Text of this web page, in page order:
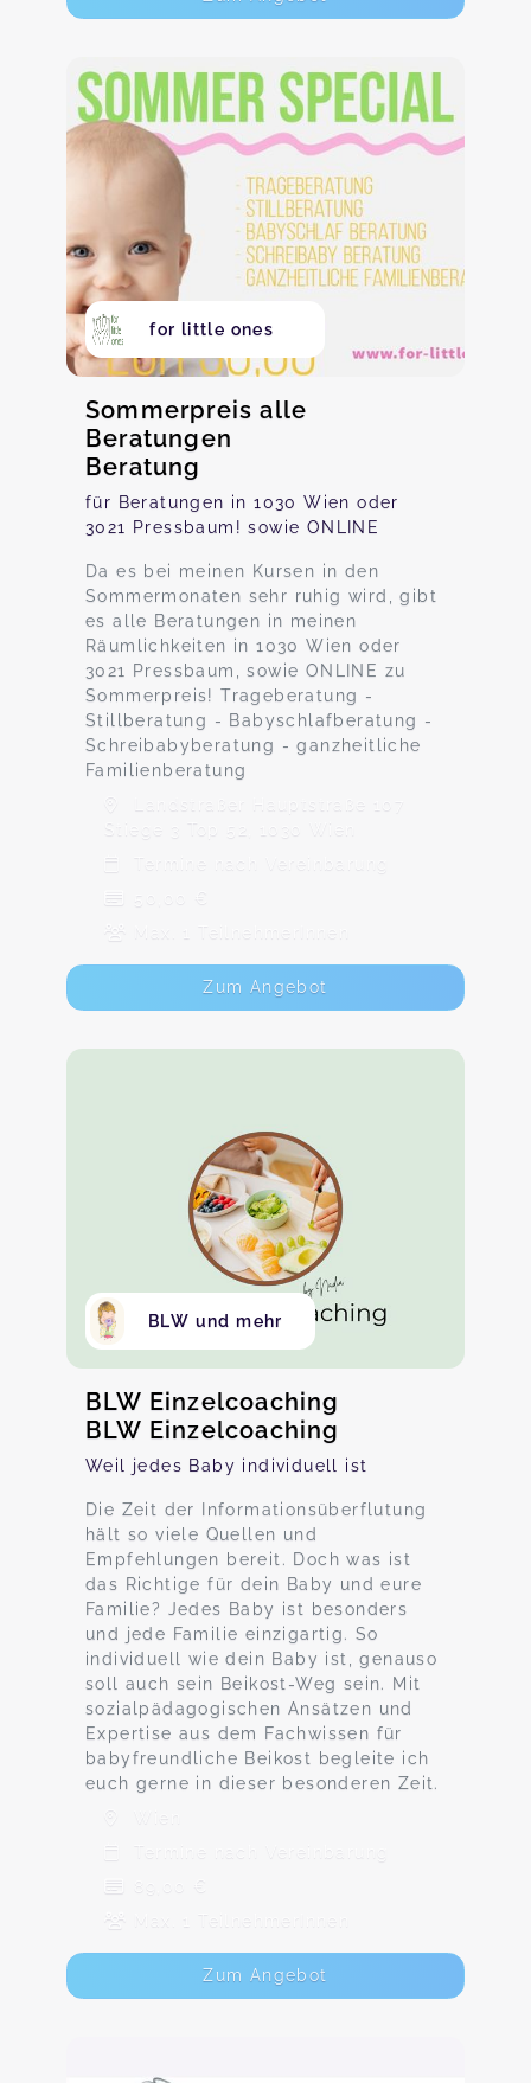
for little ones
Sommerpreis alle
Beratungen
Beratung
für Beratungen in 1030 Wien oder
3021 Pressbaum! sowie ONLINE
Da es bei meinen Kursen in den
Sommermonaten sehr ruhig wird, gibt
es alle Beratungen in meinen
Räumlichkeiten in 1030 Wien oder
3021 Pressbaum, sowie ONLINE zu
Sommerpreis! Trageberatung -
Stillberatung - Babyschlafberatung -
Schreibabyberatung - ganzheitliche
Familienberatung
Landstraßer Hauptstraße 107
Stiege 3 Top 52, 1030 Wien
Termine nach Vereinbarung
50,00 €
Max. 1 TeilnehmerInnen
Zum Angebot
BLW und mehr
BLW Einzelcoaching
BLW Einzelcoaching
Weil jedes Baby individuell ist
Die Zeit der Informationsüberflutung
hält so viele Quellen und
Empfehlungen bereit. Doch was ist
das Richtige für dein Baby und eure
Familie? Jedes Baby ist besonders
und jede Familie einzigartig. So
individuell wie dein Baby ist, genauso
soll auch sein Beikost-Weg sein. Mit
sozialpädagogischen Ansätzen und
Expertise aus dem Fachwissen für
babyfreundliche Beikost begleite ich
euch gerne in dieser besonderen Zeit.
Termine nach Vereinbarung
89,00 €
Max. 1 TeilnehmerInnen
Zum Angebot